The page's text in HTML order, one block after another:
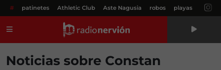
# patinetes Athletic Club Aste Nagusia robos playas
Noticias sobre Constan